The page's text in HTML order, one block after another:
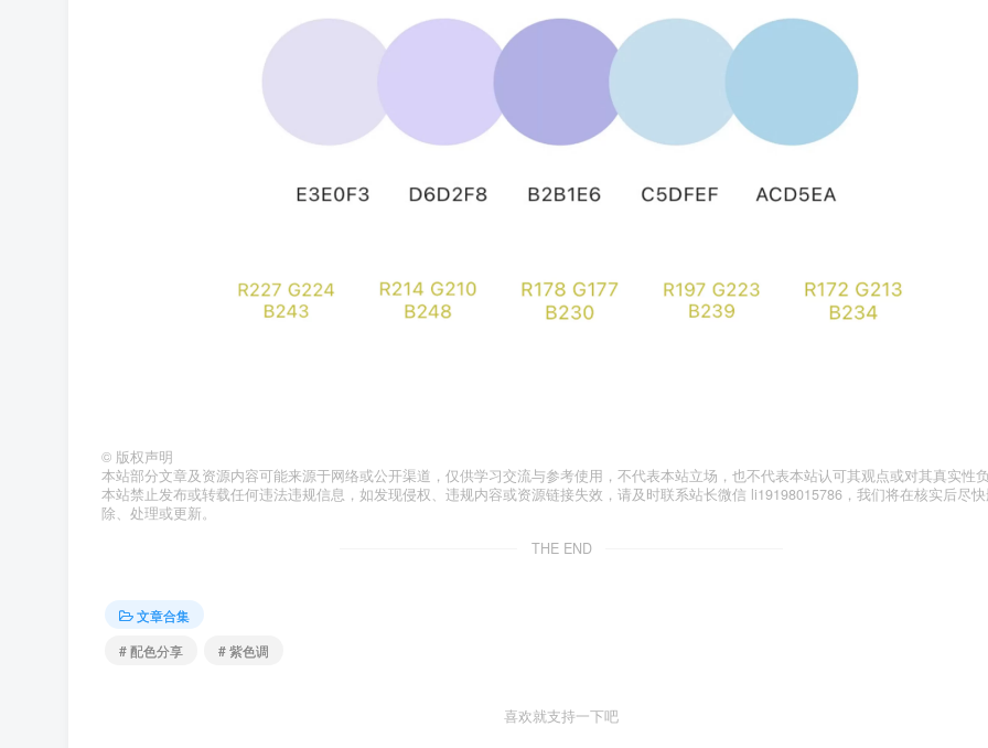
© 版权声明
本站部分文章及资源内容可能来源于网络或公开渠道，仅供学习交流与参考使用，不代表本站立场，也不代表本站认可其观点或对其真实性负
本站禁止发布或转载任何违法违规信息，如发现侵权、违规内容或资源链接失效，请及时联系站长微信 li19198015786，我们将在核实后尽快
除、处理或更新。
THE END
文章合集
# 配色分享
# 紫色调
喜欢就支持一下吧